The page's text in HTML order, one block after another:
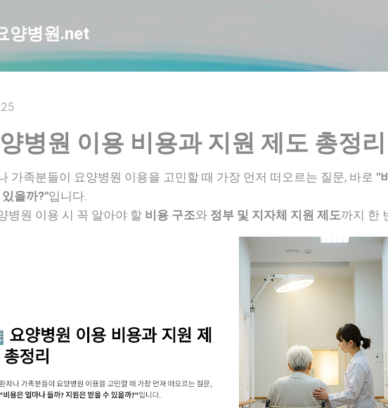
양병원.net
병원 이용 비용과 지원 제도 총정리
가족분들이 요양병원 이용을 고민할 때 가장 먼저 떠오르는 질문, 바로 "
을까?"입니다.
병원 이용 시 꼭 알아야 할 비용 구조와 정부 및 지자체 지원 제도까지 한